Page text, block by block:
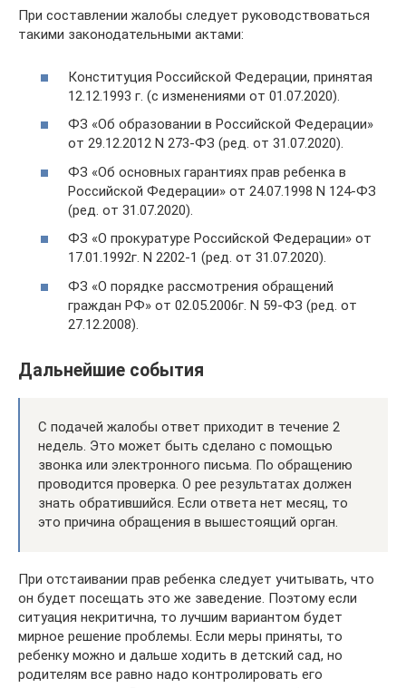
При составлении жалобы следует руководствоваться
такими законодательными актами:
Конституция Российской Федерации, принятая
12.12.1993 г. (с изменениями от 01.07.2020).
ФЗ «Об образовании в Российской Федерации»
от 29.12.2012 N 273-ФЗ (ред. от 31.07.2020).
ФЗ «Об основных гарантиях прав ребенка в
Российской Федерации» от 24.07.1998 N 124-ФЗ
(ред. от 31.07.2020).
ФЗ «О прокуратуре Российской Федерации» от
17.01.1992г. N 2202-1 (ред. от 31.07.2020).
ФЗ «О порядке рассмотрения обращений
граждан РФ» от 02.05.2006г. N 59-ФЗ (ред. от
27.12.2008).
Дальнейшие события
С подачей жалобы ответ приходит в течение 2
недель. Это может быть сделано с помощью
звонка или электронного письма. По обращению
проводится проверка. О рее результатах должен
знать обратившийся. Если ответа нет месяц, то
это причина обращения в вышестоящий орган.
При отстаивании прав ребенка следует учитывать, что
он будет посещать это же заведение. Поэтому если
ситуация некритична, то лучшим вариантом будет
мирное решение проблемы. Если меры приняты, то
ребенку можно и дальше ходить в детский сад, но
родителям все равно надо контролировать его